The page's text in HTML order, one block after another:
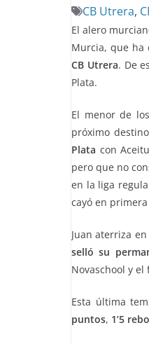
CB Utrera,
El alero
Murcia, que ha
CB Utrera. De
Plata.
El menor de
próximo
Plata con
pero que no
en la liga
cayó en
Juan aterriza
selló su
Novaschool y el
Esta última
puntos, 1’5